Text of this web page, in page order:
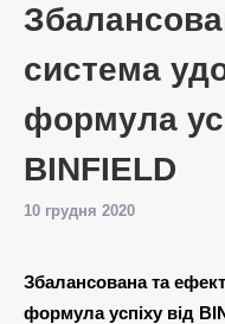
система
формула
BINFIELD
10 грудня 2020
Збалансована та
формула успіху від